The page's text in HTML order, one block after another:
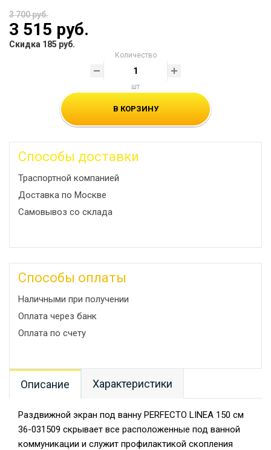
3 700 руб.
3 515 руб.
Скидка 185 руб.
Количество
шт
В КОРЗИНУ
Способы доставки
Траспортной компанией
Доставка по Москве
Самовывоз со склада
Способы оплаты
Наличными при получении
Оплата через банк
Оплата по счету
Описание Характеристики
Раздвижной экран под ванну PERFECTO LINEA 150 см
36-031509 скрывает все расположенные под ванной
коммуникации и служит профилактикой скопления